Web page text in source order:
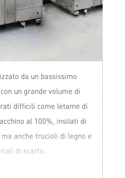
da un bassissimo
un grande volume di
difficili come letame di
al 100%, insilati di
anche trucioli di legno e
di scarto.